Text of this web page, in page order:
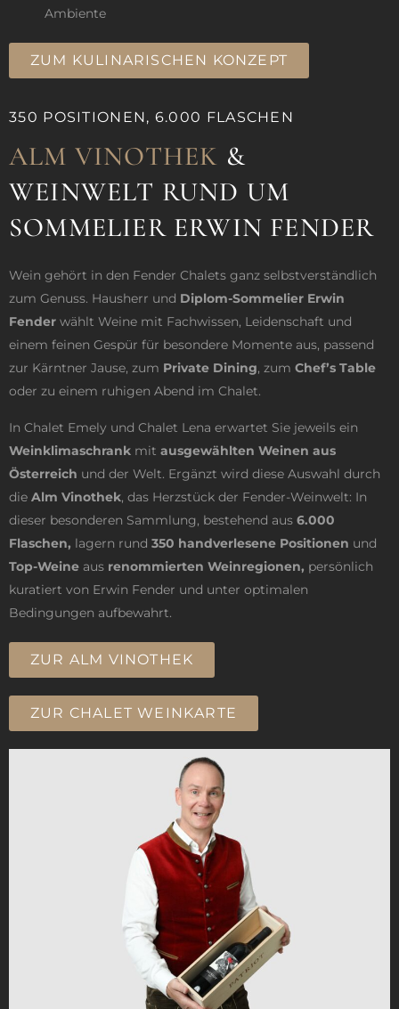
Ambiente
ZUM KULINARISCHEN KONZEPT
350 POSITIONEN, 6.000 FLASCHEN ​
ALM VINOTHEK &
WEINWELT RUND UM
SOMMELIER ERWIN FENDER
Wein gehört in den Fender Chalets ganz selbstverständlich
zum Genuss. Hausherr und Diplom-Sommelier Erwin
Fender wählt Weine mit Fachwissen, Leidenschaft und
einem feinen Gespür für besondere Momente aus, passend
zur Kärntner Jause, zum Private Dining, zum Chef’s Table
oder zu einem ruhigen Abend im Chalet.
In Chalet Emely und Chalet Lena erwartet Sie jeweils ein
Weinklimaschrank mit ausgewählten Weinen aus
Österreich und der Welt. Ergänzt wird diese Auswahl durch
die Alm Vinothek, das Herzstück der Fender-Weinwelt: In
dieser besonderen Sammlung, bestehend aus 6.000
Flaschen, lagern rund 350 handverlesene Positionen und
Top-Weine aus renommierten Weinregionen, persönlich
kuratiert von Erwin Fender und unter optimalen
Bedingungen aufbewahrt.
ZUR ALM VINOTHEK
ZUR CHALET WEINKARTE